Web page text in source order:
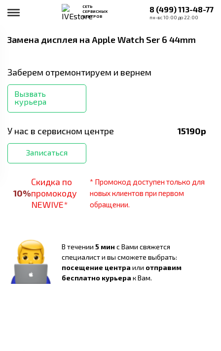
СЕТЬ
СЕРВИСНЫХ
ЦЕНТРОВ
8 (499) 113-48-77
пн-вс 10:00 до 22:00
Замена дисплея на Apple Watch Ser 6 44mm
Заберем отремонтируем и вернем
Вызвать
курьера
У нас в сервисном центре 15190р
Записаться
10%
Скидка по
промокоду
NEWIVE*
* Промокод доступен только для
новых клиентов при первом
обращении.
В течении 5 мин с Вами свяжется
специалист и вы сможете выбрать:
посещение центра или отправим
бесплатно курьера к Вам.